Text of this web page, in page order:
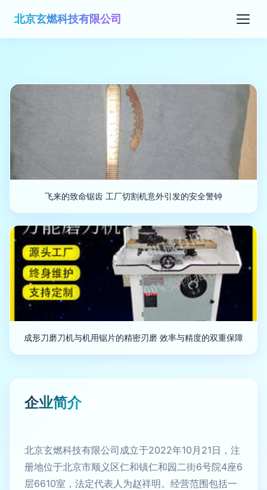
北京玄燃科技有限公司
飞来的致命锯齿 工厂切割机意外引发的安全警钟
成形刀磨刀机与机用锯片的精密刃磨 效率与精度的双重保障
企业简介
北京玄燃科技有限公司成立于2022年10月21日，注
册地位于北京市顺义区仁和镇仁和园二街6号院4座6
层6610室，法定代表人为赵祥明。经营范围包括一